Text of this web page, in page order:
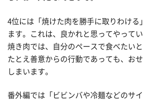
4位には「焼けた肉を勝手に取りわける
ます。これは、良かれと思ってやって
焼き肉では、自分のペースで食べたい
たとえ善意からの行動であっても、お
しまいます。
番外編では「ビビンバや冷麺などのサ